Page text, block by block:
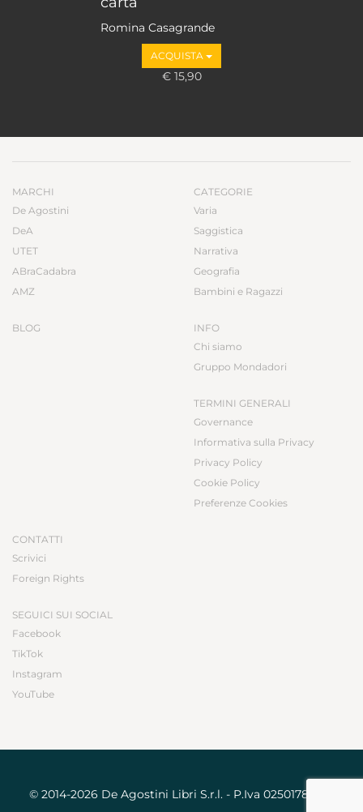
Romina Casagrande
ACQUISTA
€ 15,90
MARCHI
De Agostini
DeA
UTET
ABraCadabra
AMZ
BLOG
CATEGORIE
Varia
Saggistica
Narrativa
Geografia
Bambini e Ragazzi
INFO
Chi siamo
Gruppo Mondadori
TERMINI GENERALI
Governance
Informativa sulla Privacy
Privacy Policy
Cookie Policy
Preferenze Cookies
CONTATTI
Scrivici
Foreign Rights
SEGUICI SUI SOCIAL
Facebook
TikTok
Instagram
YouTube
© 2014-2026 De Agostini Libri S.r.l. - P.Iva 02501780031